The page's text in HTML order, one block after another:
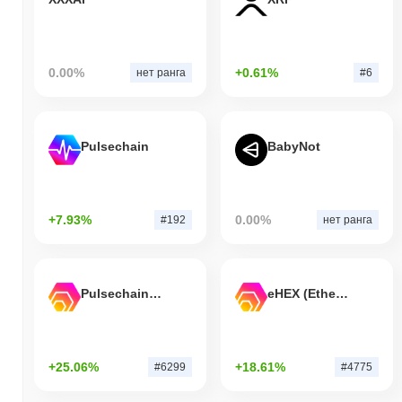
0.00% нет ранга +0.61% #6
Pulsechain
+7.93% #192
BabyNot
0.00% нет ранга
Pulsechain Bridged HEX (Pulsechain)
+25.06% #6299
eHEX (Ethereum)
+18.61% #4775